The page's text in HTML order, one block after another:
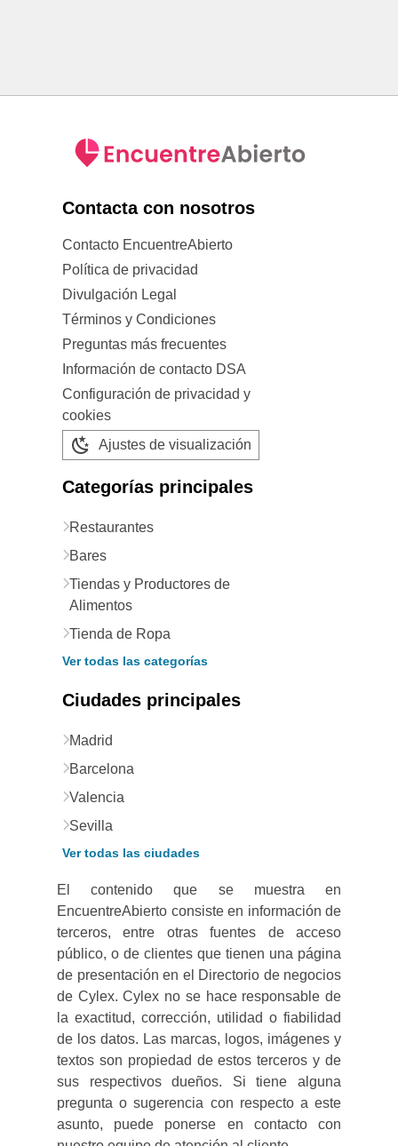
Contacta con nosotros
Contacto EncuentreAbierto
Política de privacidad
Divulgación Legal
Términos y Condiciones
Preguntas más frecuentes
Información de contacto DSA
Configuración de privacidad y
cookies
Ajustes de visualización
Categorías principales
Restaurantes
Bares
Tiendas y Productores de
Alimentos
Tienda de Ropa
Ver todas las categorías
Ciudades principales
Madrid
Barcelona
Valencia
Sevilla
Ver todas las ciudades
El contenido que se muestra en
EncuentreAbierto consiste en información de
terceros, entre otras fuentes de acceso
público, o de clientes que tienen una página
de presentación en el Directorio de negocios
de Cylex. Cylex no se hace responsable de
la exactitud, corrección, utilidad o fiabilidad
de los datos. Las marcas, logos, imágenes y
textos son propiedad de estos terceros y de
sus respectivos dueños. Si tiene alguna
pregunta o sugerencia con respecto a este
asunto, puede ponerse en contacto con